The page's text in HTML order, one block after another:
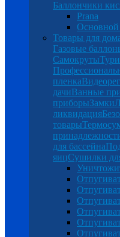
Баллончики
Prana
Товары для
Газовые
Самокруты
пленка
дачиВанные
приборыЗамки
ликвидация
товары
для бассейна
яицСушилки